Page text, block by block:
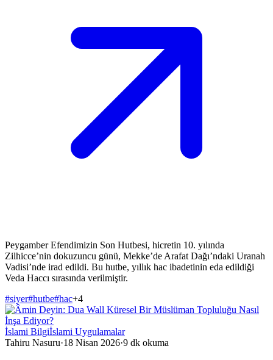
Peygamber Efendimizin Son Hutbesi, hicretin 10. yılında
Zilhicce’nin dokuzuncu günü, Mekke’de Arafat Dağı’ndaki Uranah
Vadisi’nde irad edildi. Bu hutbe, yıllık hac ibadetinin eda edildiği
Veda Haccı sırasında verilmiştir.
#siyer#hutbe#hac+4
İslami Bilgiİslami Uygulamalar
Tahiru Nasuru·18 Nisan 2026·9 dk okuma